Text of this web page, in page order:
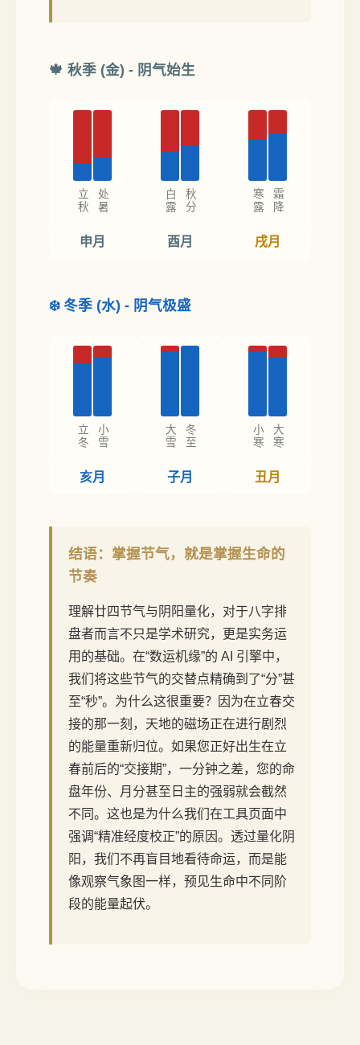
🍁 秋季 (金) - 阴气始生
立秋 处暑
申月
白露 秋分
酉月
寒露 霜降
戌月
❄️ 冬季 (水) - 阴气极盛
立冬 小雪
亥月
大雪 冬至
子月
小寒 大寒
丑月
结语：掌握节气，就是掌握生命的
节奏
理解廿四节气与阴阳量化，对于八字排
盘者而言不只是学术研究，更是实务运
用的基础。在“数运机缘”的 AI 引擎中，
我们将这些节气的交替点精确到了“分”甚
至“秒”。为什么这很重要？因为在立春交
接的那一刻，天地的磁场正在进行剧烈
的能量重新归位。如果您正好出生在立
春前后的“交接期”，一分钟之差，您的命
盘年份、月分甚至日主的强弱就会截然
不同。这也是为什么我们在工具页面中
强调“精准经度校正”的原因。透过量化阴
阳，我们不再盲目地看待命运，而是能
像观察气象图一样，预见生命中不同阶
段的能量起伏。